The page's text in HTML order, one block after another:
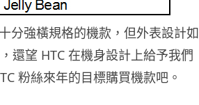
分強橫規格的機款，但外表設計如
還望 HTC 在機身設計上給予我們
粉絲來年的目標購買機款吧。